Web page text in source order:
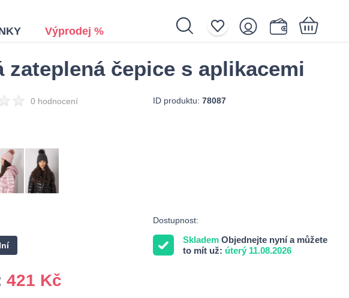
Výprodej %
Nákupní košík je prázdný.
zateplená čepice s aplikacemi
0 hodnocení ID produktu: 78087
Dostupnost:
Skladem Objednejte nyní a můžete
to mít už: úterý 11.08.2026
421 Kč